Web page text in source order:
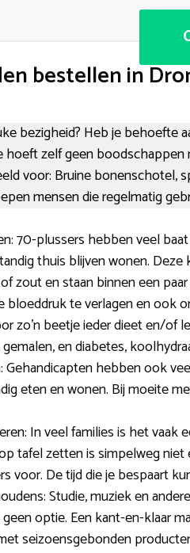
bestellen in
bezigheid? Heb je behoefte
hoeft zelf geen
voor: Bruine
mensen die regelmatig
70-plussers hebben veel
thuis blijven wonen.
zout en staan binnen een
bloeddruk te verlagen en ook
zo’n beetje ieder dieet en/of
en diabetes,
hebben ook
eten en wonen. Bij moeite
In veel families is het vaak
tafel zetten is simpelweg
voor. De tijd die je bespaart
Studie, muziek en
optie. Een kant-en-klaar
seizoensgebonden